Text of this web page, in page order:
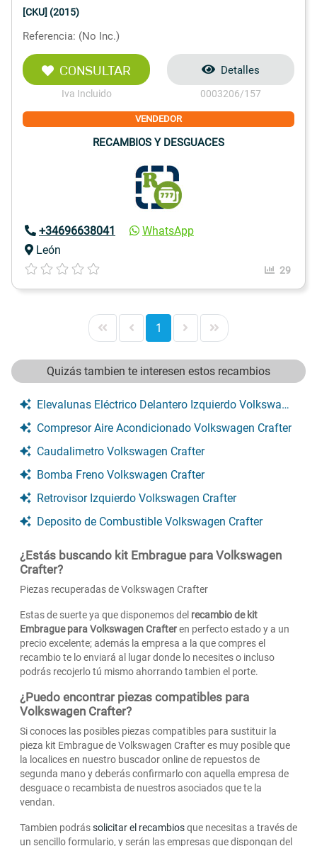
[CKU] (2015)
Referencia: (No Inc.)
CONSULTAR
Iva Incluido
Detalles
0003206/157
VENDEDOR
RECAMBIOS Y DESGUACES
+34696638041
WhatsApp
León
29
1
Quizás tambien te interesen estos recambios
Elevalunas Eléctrico Delantero Izquierdo Volkswagen Crafter
Compresor Aire Acondicionado Volkswagen Crafter
Caudalimetro Volkswagen Crafter
Bomba Freno Volkswagen Crafter
Retrovisor Izquierdo Volkswagen Crafter
Deposito de Combustible Volkswagen Crafter
¿Estás buscando kit Embrague para Volkswagen
Crafter?
Piezas recuperadas de Volkswagen Crafter
Estas de suerte ya que disponemos del recambio de kit
Embrague para Volkswagen Crafteren perfecto estado y a un
precio excelente; además la empresa a la que compres el
recambio te lo enviará al lugar donde lo necesites o incluso
podrás recojerlo tú mismo ahorrando tambien el porte.
¿Puedo encontrar piezas compatibles para
Volkswagen Crafter?
Si conoces las posibles piezas compatibles para sustituir la
pieza kit Embrague de Volkswagen Crafter es muy posible que
la localices en nuestro buscador online de repuestos de
segunda mano y deberás confirmarlo con aquella empresa de
desguace o recambista de nuestros asociados que te la
vendan.
Tambien podrássolicitar el recambiosque necesitas a través de
un sencillo formulario, y serán las empresas que dispongan del